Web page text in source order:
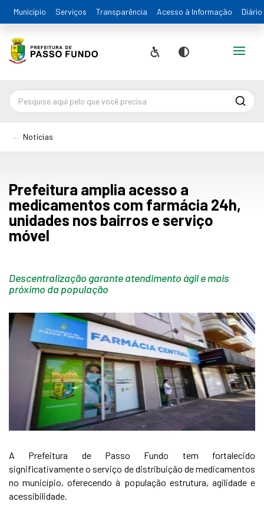
Município Serviços Transparência Acesso à Informação
Acessibilidade
Contraste
Alternar
Notícias
Prefeitura amplia acesso a
medicamentos com farmácia 24h,
unidades nos bairros e serviço
móvel
Descentralização garante atendimento ágil e mais
próximo da população
A Prefeitura de Passo Fundo tem fortalecido
significativamente o serviço de distribuição de medicamentos
no município, oferecendo à população estrutura, agilidade e
acessibilidade.